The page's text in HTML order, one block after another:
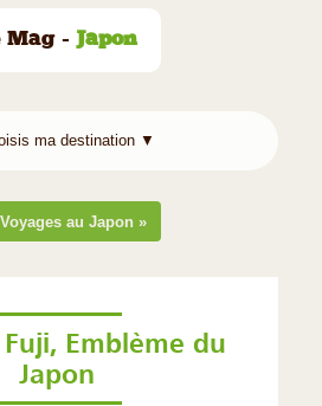
Mag - Japon
au Japon »
Emblème du
Japon